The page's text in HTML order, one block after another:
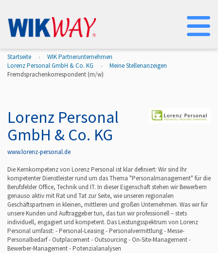
Startseite
WIK Partnerunternehmen
Lorenz Personal GmbH & Co. KG
Meine Stellenanzeigen
Fremdsprachenkorrespondent (m/w)
Lorenz Personal
GmbH & Co. KG
www.lorenz-personal.de
Die Kernkompetenz von Lorenz Personal ist klar definiert: Wir sind Ihr
kompetenter Dienstleister rund um das Thema "Personalmanagement" für die
Berufsfelder Office, Technik und IT. In dieser Eigenschaft stehen wir Bewerbern
genauso aktiv mit Rat und Tat zur Seite, wie unseren regionalen
Geschäftspartnern in kleinen, mittleren und großen Unternehmen. Was wir für
unsere Kunden und Auftraggeber tun, das tun wir professionell – stets
individuell, engagiert und kompetent. Das Leistungsspektrum von Lorenz
Personal umfasst: - Personal-Leasing - Personalvermittlung - Messe-
Personalbedarf - Outplacement - Outsourcing - On-Site-Management -
Bewerber-Management - Potenzialanalysen